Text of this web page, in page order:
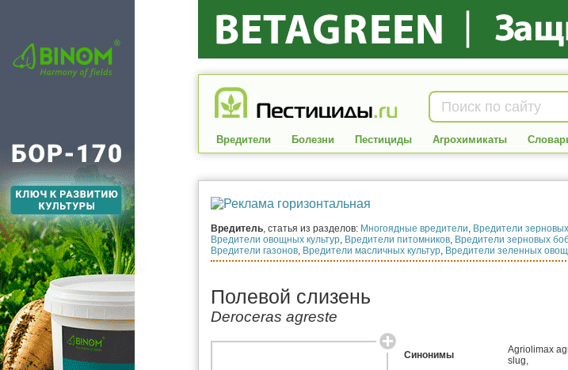
Вредители Болезни Пестициды Агрохимикаты
Вредитель, статья из разделов: Многоядные вредители, Вредители
Вредители овощных культур, Вредители питомников, Вредители зерновых
Вредители газонов, Вредители масличных культур, Вредители зеленных
Полевой слизень
Deroceras agreste
Синонимы Agriolimax
slug,